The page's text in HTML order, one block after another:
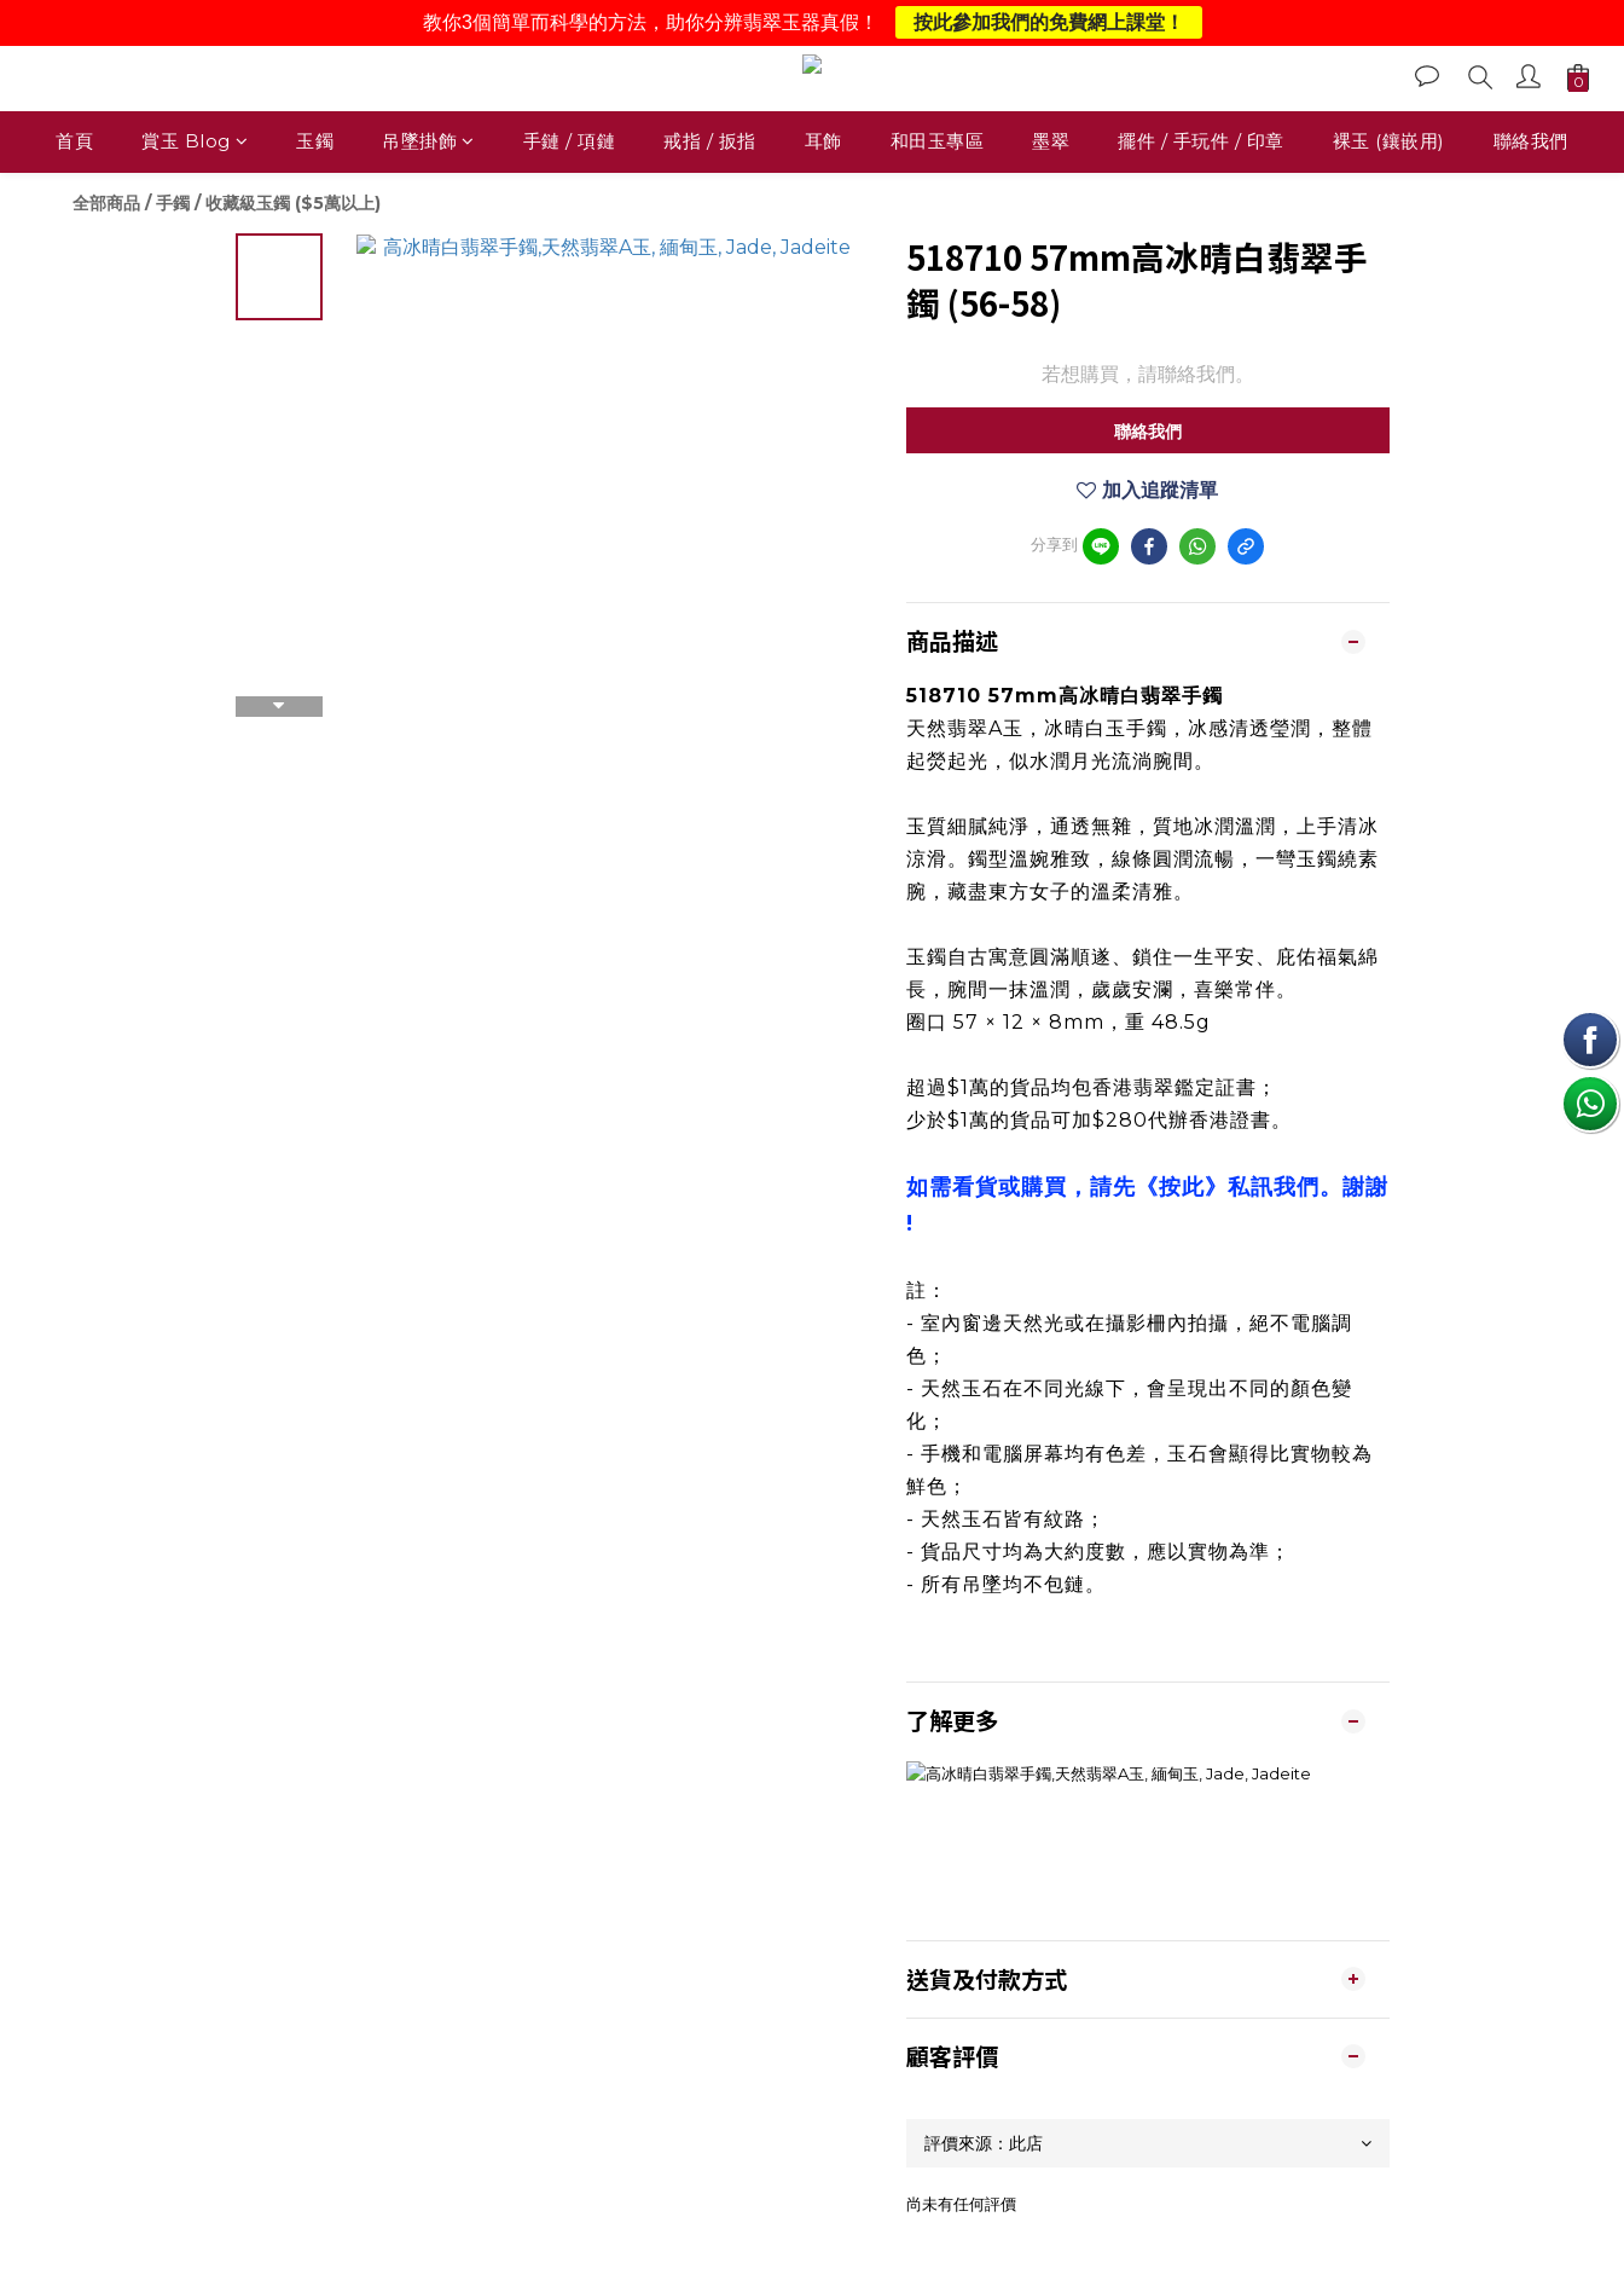
首頁 賞玉 Blog 玉鐲 吊墜掛飾 手鏈 / 項鏈 戒指 / 扳指 耳飾 和田玉專區 墨翠 擺件 / 手玩件 / 印章 裸玉 (鑲嵌用) 聯絡我們
全部商品 /手鐲 /收藏級玉鐲 ($5萬以上)
518710 57mm高冰晴白翡翠手
鐲 (56-58)
若想購買，請聯絡我們。
聯絡我們
加入追蹤清單
分享到
商品描述
518710 57mm高冰晴白翡翠手鐲
天然翡翠A玉，冰晴白玉手鐲，冰感清透瑩潤，整體
起熒起光，似水潤月光流淌腕間。
玉質細膩純淨，通透無雜，質地冰潤溫潤，上手清冰
涼滑。鐲型溫婉雅致，線條圓潤流暢，一彎玉鐲繞素
腕，藏盡東方女子的溫柔清雅。
玉鐲自古寓意圓滿順遂、鎖住一生平安、庇佑福氣綿
長，腕間一抹溫潤，歲歲安瀾，喜樂常伴。
圈口 57 × 12 × 8mm，重 48.5g
超過$1萬的貨品均包香港翡翠鑑定証書；
少於$1萬的貨品可加$280代辦香港證書。
如需看貨或購買，請先《按此》私訊我們。謝謝
!
註：
- 室內窗邊天然光或在攝影柵內拍攝，絕不電腦調
色；
- 天然玉石在不同光線下，會呈現出不同的顏色變
化；
- 手機和電腦屏幕均有色差，玉石會顯得比實物較為
鮮色；
- 天然玉石皆有紋路；
- 貨品尺寸均為大約度數，應以實物為準；
- 所有吊墜均不包鏈。
了解更多
送貨及付款方式
顧客評價
尚未有任何評價
教你3個簡單而科學的方法，助你分辨翡翠玉器真假！ 按此參加我們的免費網上課堂！